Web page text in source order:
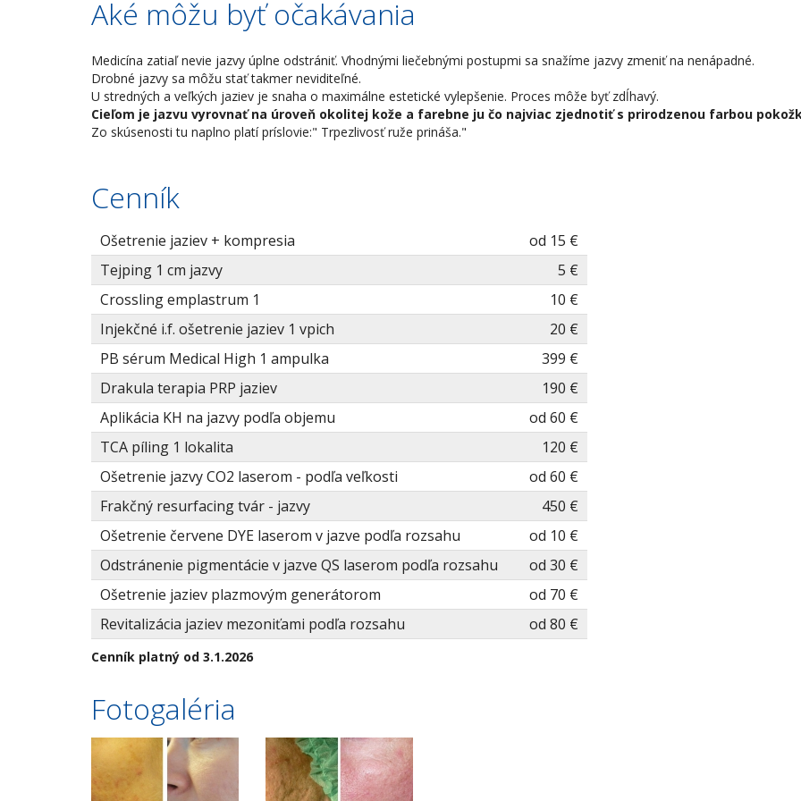
Aké môžu byť očakávania
Medicína zatiaľ nevie jazvy úplne odstrániť. Vhodnými liečebnými postupmi sa snažíme jazvy zmeniť na nenápadné.
Drobné jazvy sa môžu stať takmer neviditeľné.
U stredných a veľkých jaziev je snaha o maximálne estetické vylepšenie. Proces môže byť zdĺhavý.
Cieľom je jazvu vyrovnať na úroveň okolitej kože a farebne ju čo najviac zjednotiť s prirodzenou farbou
Zo skúsenosti tu naplno platí príslovie:" Trpezlivosť ruže prináša."
Cenník
Ošetrenie jaziev + kompresia
od 15 €
Tejping 1 cm jazvy
5 €
Crossling emplastrum 1
10 €
Injekčné i.f. ošetrenie jaziev 1 vpich
20 €
PB sérum Medical High 1 ampulka
399 €
Drakula terapia PRP jaziev
190 €
Aplikácia KH na jazvy podľa objemu
od 60 €
TCA píling 1 lokalita
120 €
Ošetrenie jazvy CO2 laserom - podľa veľkosti
od 60 €
Frakčný resurfacing tvár - jazvy
450 €
Ošetrenie červene DYE laserom v jazve podľa rozsahu
od 10 €
Odstránenie pigmentácie v jazve QS laserom podľa rozsahu
od 30 €
Ošetrenie jaziev plazmovým generátorom
od 70 €
Revitalizácia jaziev mezoniťami podľa rozsahu
od 80 €
Cenník platný od 3.1.2026
Fotogaléria